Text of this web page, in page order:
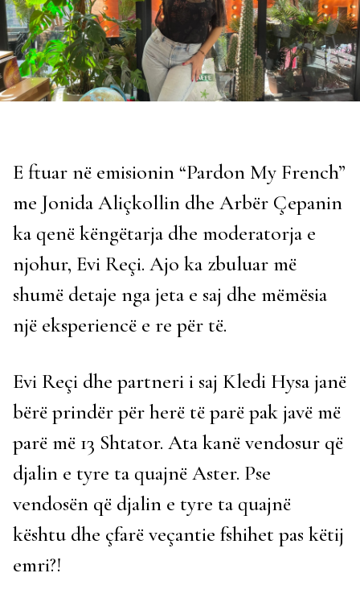
E ftuar në emisionin “Pardon My French”
me Jonida Aliçkollin dhe Arbër Çepanin
ka qenë këngëtarja dhe moderatorja e
njohur, Evi Reçi. Ajo ka zbuluar më
shumë detaje nga jeta e saj dhe mëmësia
një eksperiencë e re për të.
Evi Reçi dhe partneri i saj Kledi Hysa janë
bërë prindër për herë të parë pak javë më
parë më 13 Shtator. Ata kanë vendosur që
djalin e tyre ta quajnë Aster. Pse
vendosën që djalin e tyre ta quajnë
kështu dhe çfarë veçantie fshihet pas këtij
emri?!